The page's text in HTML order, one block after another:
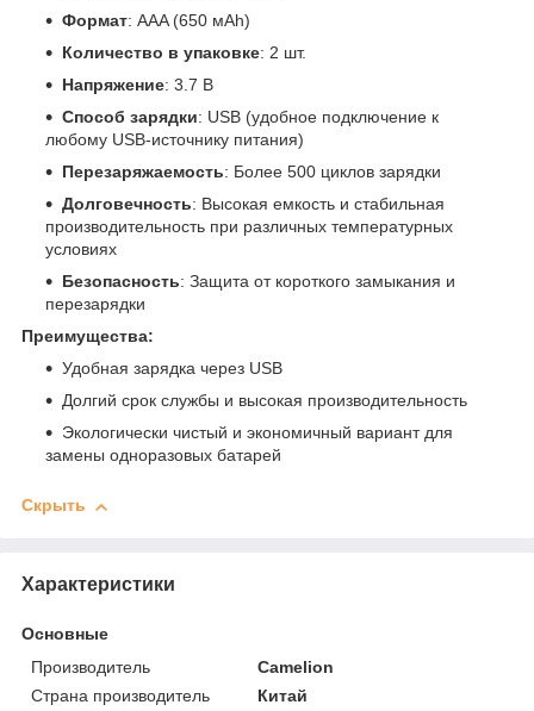
Формат: AAA (650 мAh)
Количество в упаковке: 2 шт.
Напряжение: 3.7 В
Способ зарядки: USB (удобное подключение к
любому USB-источнику питания)
Перезаряжаемость: Более 500 циклов зарядки
Долговечность: Высокая емкость и стабильная
производительность при различных температурных
условиях
Безопасность: Защита от короткого замыкания и
перезарядки
Преимущества:
Удобная зарядка через USB
Долгий срок службы и высокая производительность
Экологически чистый и экономичный вариант для
замены одноразовых батарей
Скрыть
Характеристики
Основные
Производитель
Camelion
Страна производитель
Китай